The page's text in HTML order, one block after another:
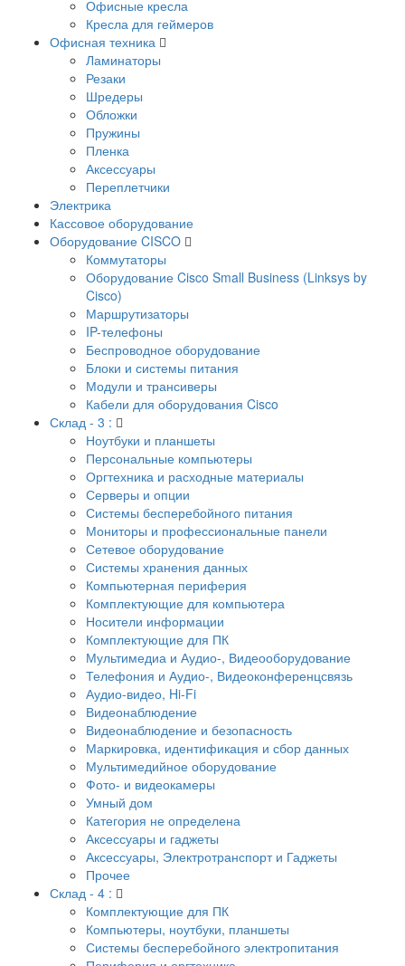
Офисные кресла
Кресла для геймеров
Офисная техника
Ламинаторы
Резаки
Шредеры
Обложки
Пружины
Пленка
Аксессуары
Переплетчики
Электрика
Кассовое оборудование
Оборудование CISCO
Коммутаторы
Оборудование Cisco Small Business (Linksys by
Cisco)
Маршрутизаторы
IP-телефоны
Беспроводное оборудование
Блоки и системы питания
Модули и трансиверы
Кабели для оборудования Cisco
Склад - 3 :
Ноутбуки и планшеты
Персональные компьютеры
Оргтехника и расходные материалы
Серверы и опции
Системы бесперебойного питания
Мониторы и профессиональные панели
Сетевое оборудование
Системы хранения данных
Компьютерная периферия
Комплектующие для компьютера
Носители информации
Комплектующие для ПК
Мультимедиа и Аудио-, Видеооборудование
Телефония и Аудио-, Видеоконференцсвязь
Аудио-видео, Hi-Fi
Видеонаблюдение
Видеонаблюдение и безопасность
Маркировка, идентификация и сбор данных
Мультимедийное оборудование
Фото- и видеокамеры
Умный дом
Категория не определена
Аксессуары и гаджеты
Аксессуары, Электротранспорт и Гаджеты
Прочее
Склад - 4 :
Комплектующие для ПК
Компьютеры, ноутбуки, планшеты
Системы бесперебойного электропитания